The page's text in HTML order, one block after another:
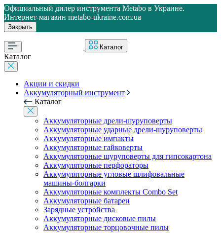
Официальный дилер инструмента Metabo в Украине.
Интернет-магазин metabo-ukraine.com.ua
Закрыть
Каталог
Каталог
Акции и скидки
Аккумуляторный инструмент
Каталог
Аккумуляторные дрели-шуруповерты
Аккумуляторные ударные дрели-шуруповерты
Аккумуляторные импакты
Аккумуляторные гайковерты
Аккумуляторные шуруповерты для гипсокартона
Аккумуляторные перфораторы
Аккумуляторные угловые шлифовальные
машины-болгарки
Аккумуляторные комплекты Combo Set
Аккумуляторные батареи
Зарядные устройства
Аккумуляторные дисковые пилы
Аккумуляторные торцовочные пилы